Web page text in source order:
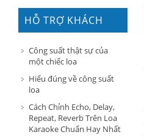
HỖ TRỢ KHÁCH
HÀNG
Công suất thật sự của
một chiếc loa
Hiểu đúng về công suất
loa
Cách Chỉnh Echo, Delay,
Repeat, Reverb Trên Loa
Karaoke Chuẩn Hay Nhất